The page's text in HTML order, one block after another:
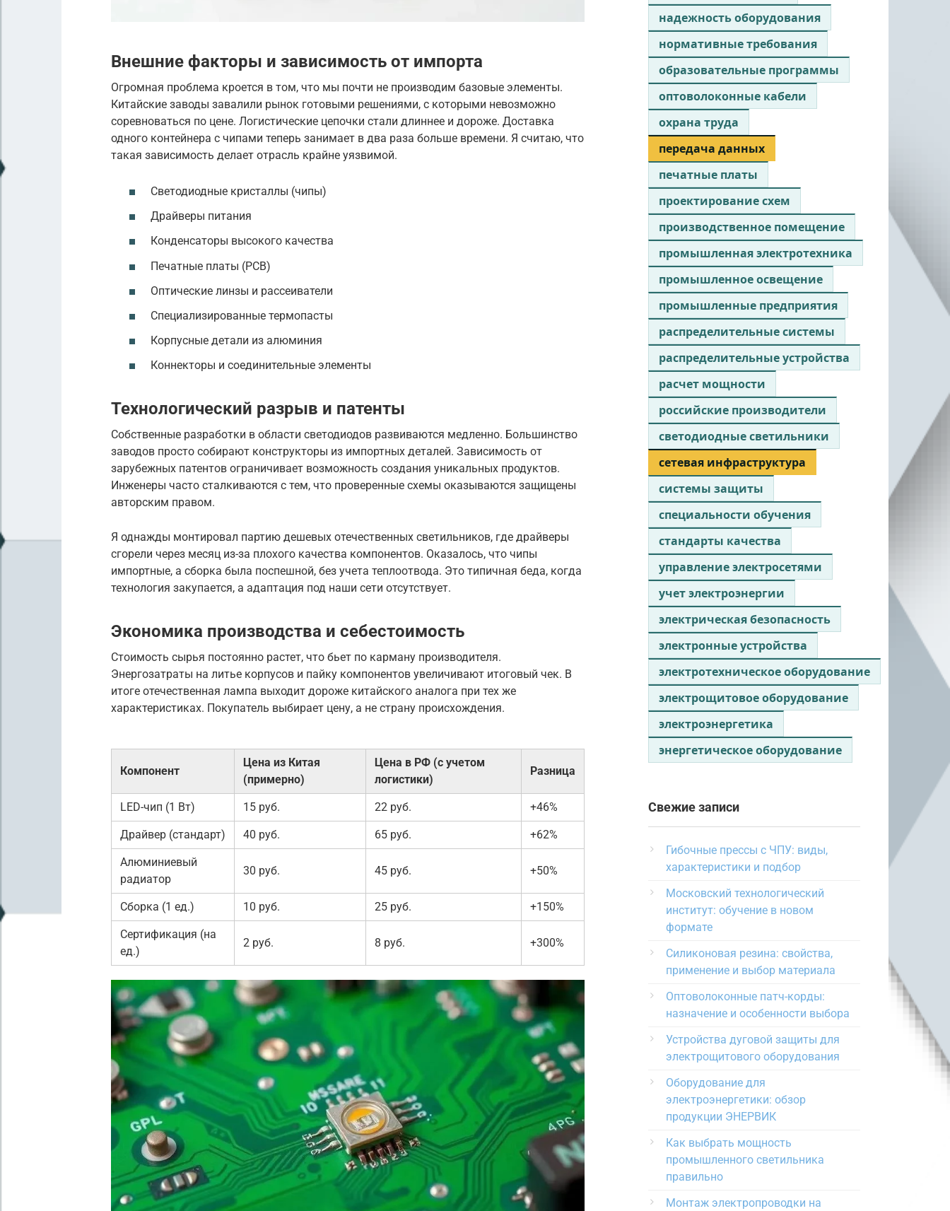
Внешние факторы и зависимость от импорта
Огромная проблема кроется в том, что мы почти не производим базовые элементы.
Китайские заводы завалили рынок готовыми решениями, с которыми невозможно
соревноваться по цене. Логистические цепочки стали длиннее и дороже. Доставка
одного контейнера с чипами теперь занимает в два раза больше времени. Я считаю, что
такая зависимость делает отрасль крайне уязвимой.
Светодиодные кристаллы (чипы)
Драйверы питания
Конденсаторы высокого качества
Печатные платы (PCB)
Оптические линзы и рассеиватели
Специализированные термопасты
Корпусные детали из алюминия
Коннекторы и соединительные элементы
Технологический разрыв и патенты
Собственные разработки в области светодиодов развиваются медленно. Большинство
заводов просто собирают конструкторы из импортных деталей. Зависимость от
зарубежных патентов ограничивает возможность создания уникальных продуктов.
Инженеры часто сталкиваются с тем, что проверенные схемы оказываются защищены
авторским правом.
Я однажды монтировал партию дешевых отечественных светильников, где драйверы
сгорели через месяц из-за плохого качества компонентов. Оказалось, что чипы
импортные, а сборка была поспешной, без учета теплоотвода. Это типичная беда, когда
технология закупается, а адаптация под наши сети отсутствует.
Экономика производства и себестоимость
Стоимость сырья постоянно растет, что бьет по карману производителя.
Энергозатраты на литье корпусов и пайку компонентов увеличивают итоговый чек. В
итоге отечественная лампа выходит дороже китайского аналога при тех же
характеристиках. Покупатель выбирает цену, а не страну происхождения.
Компонент
Цена из Китая
(примерно)
Цена в РФ (с учетом
логистики)
Разница
LED-чип (1 Вт) 15 руб. 22 руб. +46%
Драйвер (стандарт) 40 руб. 65 руб. +62%
Алюминиевый
радиатор
30 руб. 45 руб. +50%
Сборка (1 ед.) 10 руб. 25 руб. +150%
Сертификация (на
ед.)
2 руб. 8 руб. +300%
надежность оборудования
нормативные требования
образовательные программы
оптоволоконные кабели
охрана труда
передача данных
печатные платы
проектирование схем
производственное помещение
промышленная электротехника
промышленное освещение
промышленные предприятия
распределительные системы
распределительные устройства
расчет мощности
российские производители
светодиодные светильники
сетевая инфраструктура
системы защиты
специальности обучения
стандарты качества
управление электросетями
учет электроэнергии
электрическая безопасность
электронные устройства
электротехническое оборудование
электрощитовое оборудование
электроэнергетика
энергетическое оборудование
Свежие записи
Гибочные прессы с ЧПУ: виды,
характеристики и подбор
Московский технологический
институт: обучение в новом
формате
Силиконовая резина: свойства,
применение и выбор материала
Оптоволоконные патч-корды:
назначение и особенности выбора
Устройства дуговой защиты для
электрощитового оборудования
Оборудование для
электроэнергетики: обзор
продукции ЭНЕРВИК
Как выбрать мощность
промышленного светильника
правильно
Монтаж электропроводки на